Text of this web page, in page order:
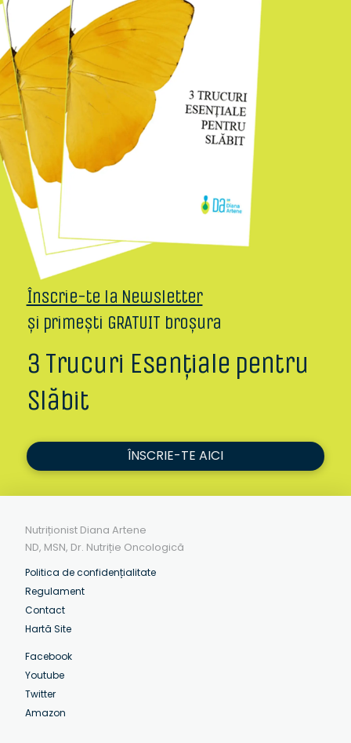
Înscrie-te la Newsletter
și primești GRATUIT broșura
3 Trucuri Esențiale pentru
Slăbit
ÎNSCRIE-TE AICI
Nutriționist Diana Artene
ND, MSN, Dr. Nutriție Oncologică
Politica de confidențialitate
Regulament
Contact
Hartă Site
Facebook
Youtube
Twitter
Amazon